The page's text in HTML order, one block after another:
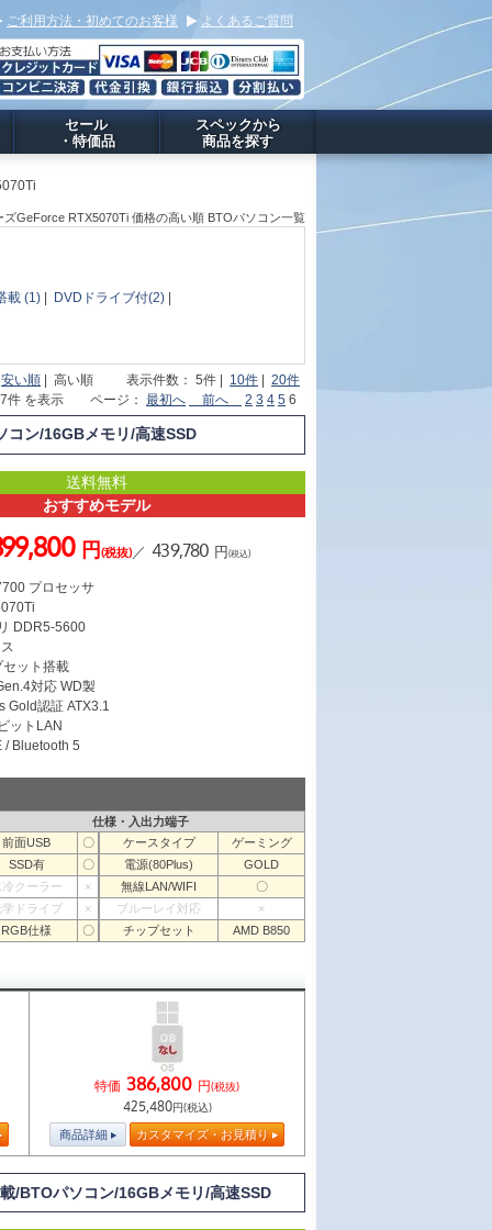
ご利用方法・初めてのお客様 よくあるご質問
セール
・特価品
スペックから
商品を探す
GeForce RTX5070Ti 価格の高い順 BTOパソコン一覧
載 (1) | DVDドライブ付(2) |
安い順 | 高い順 表示件数： 5件 | 10件 | 20件
件 を表示 ページ： 最初へ 前へ 2 3 4 5 6
ン/16GBメモリ/高速SSD
送料無料
おすすめモデル
円(税抜)／ 439,780 円(税込)
プロセッサ
DDR5-5600
ット搭載
対応 WD製
Gold認証 ATX3.1
ットLAN
/ Bluetooth 5
仕様・入出力端子
前面USB 〇 ケースタイプ
ゲーミング
SSD有 〇 電源(80Plus)
GOLD
冷クーラー × 無線LAN/WIFI
〇
学ドライブ × ブルーレイ対応
×
RGB仕様 〇 チップセット AMD B850
特価 386,800 円(税抜)
425,480円(税込)
商品詳細 カスタマイズ・お見積り
/BTOパソコン/16GBメモリ/高速SSD